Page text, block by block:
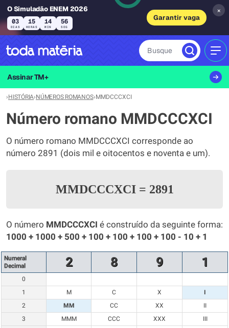
O Simuladão ENEM 2026
03
DIAS
15
HORAS
14
MIN
56
SEG
Garantir vaga
×
Busque
Assinar TM+
›HISTÓRIA›NÚMEROS ROMANOS›MMDCCCXCI
Número romano MMDCCCXCI
O número romano MMDCCCXCI corresponde ao
número 2891 (dois mil e oitocentos e noventa e um).
MMDCCCXCI = 2891
O número MMDCCCXCI é construído da seguinte forma:
1000 + 1000 + 500 + 100 + 100 + 100 + 100 - 10 + 1
Numeral
Decimal
2 8 9 1
0
1
M C X
I
2
MM CC XX
II
3
MMM CCC XXX
III